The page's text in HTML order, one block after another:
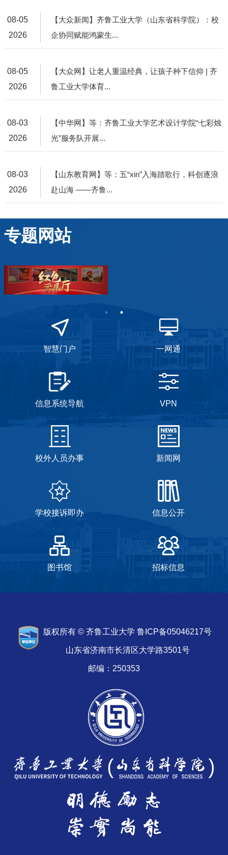
08-05
2026
【大众新闻】齐鲁工业大学（山东省科学院）：校
企协同赋能鸿蒙生...
08-05
2026
【大众网】让老人重温经典，让孩子种下信仰 | 齐
鲁工业大学体育...
08-03
2026
【中华网】等：齐鲁工业大学艺术设计学院“七彩烛
光”服务队开展...
08-03
2026
【山东教育网】等：五“xin”入海踏歌行，科创逐浪
赴山海 ——齐鲁...
专题网站
智慧门户 一网通
信息系统导航 VPN
校外人员办事 新闻网
学校接诉即办 信息公开
图书馆 招标信息
版权所有 © 齐鲁工业大学 鲁ICP备05046217号
山东省济南市长清区大学路3501号
邮编：250353